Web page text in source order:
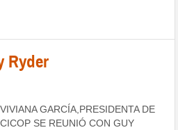
Ryder
VIVIANA GARCÍA,PRESIDENTA DE
CICOP SE REUNIÓ CON GUY